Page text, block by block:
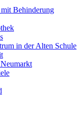
Behinderung
in der Alten Schule